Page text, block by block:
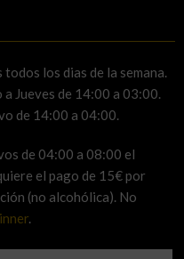
los dias de la semana.
a Jueves de 14:00 a 03:00.
de 14:00 a 04:00.
de 04:00 a 08:00 el
el pago de 15€ por
(no alcohólica). No
.